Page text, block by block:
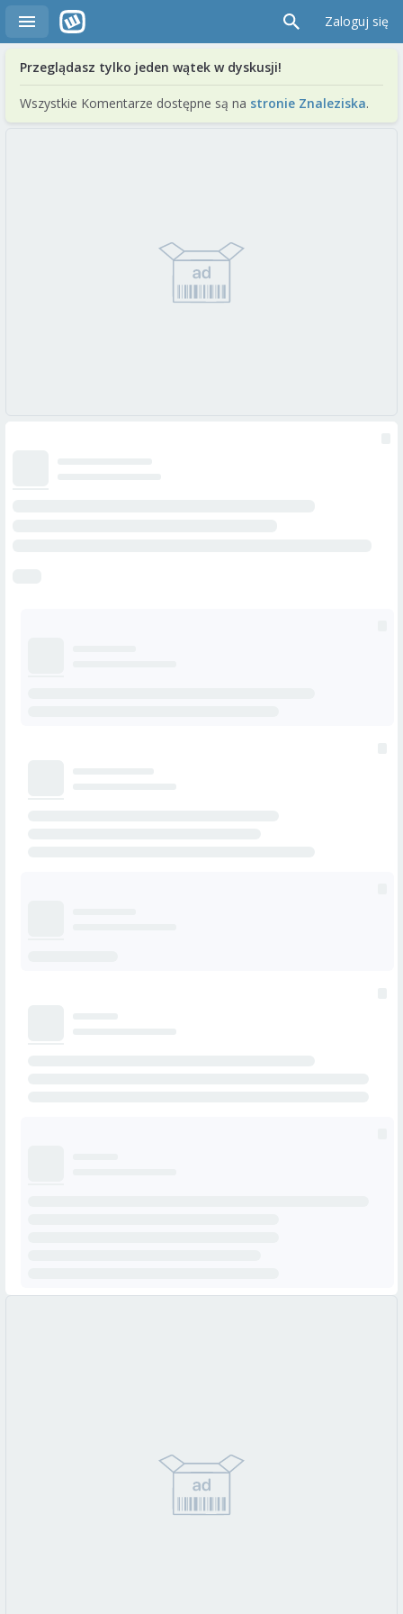
Zaloguj się
Przeglądasz tylko jeden wątek w dyskusji!
Wszystkie Komentarze dostępne są na stronie Znaleziska.